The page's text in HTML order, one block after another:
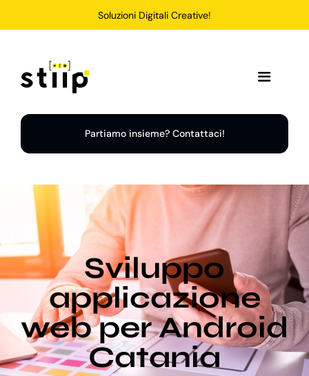
Soluzioni Digitali Creative!
Toggle
Home
Soluzioni
Chi Siamo
Portfolio
Blog
Partiamo insieme? Contattaci!
Sviluppo
applicazione
web per Android
Catania